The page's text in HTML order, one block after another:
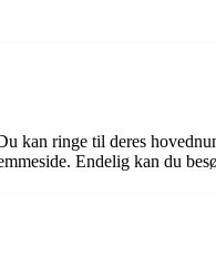
kan ringe til deres
Endelig kan du